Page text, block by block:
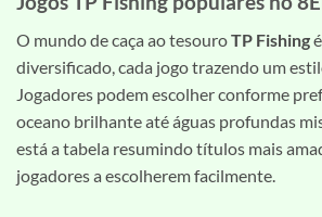
O mundo de caça ao tesouroTP Fishing
diversificado, cada jogo trazendo um
Jogadores podem escolher conforme
oceano brilhante até águas profundas
está a tabela resumindo títulos mais
jogadores a escolherem facilmente.